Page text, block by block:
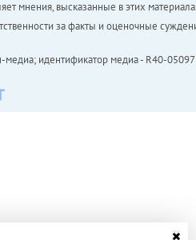
мнения, высказанные в этих
за факты и оценочные
медиа; идентификатор медиа - R40-05097